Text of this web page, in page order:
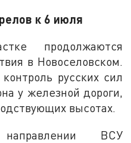
к 6 июля
продолжаются
в Новоселовском.
русских сил
у железной дороги,
высотах.
ВСУ